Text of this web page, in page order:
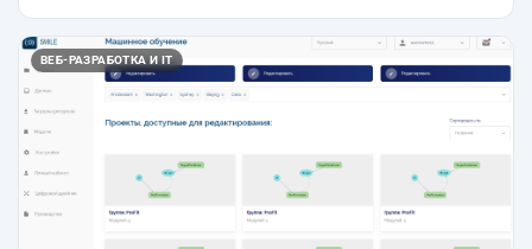
ВЕБ-РАЗРАБОТКА И IT